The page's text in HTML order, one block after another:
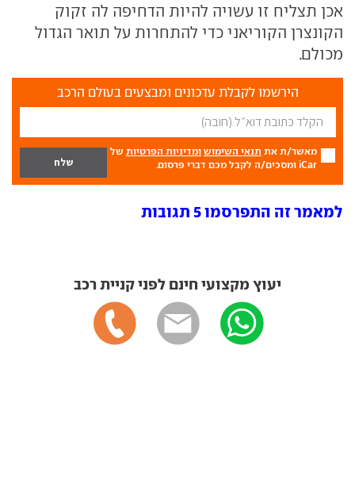
אכן תצליח זו עשויה להיות הדחיפה לה זקוק
הקונצרן הקוריאני כדי להתחרות על תואר הגדול
מכולם.
הירשמו לקבלת עדכונים ומבצעים בעולם הרכב
מאשר/ת את תנאי השימוש ומדיניות הפרטיות של
iCar ומסכים/ה לקבל מכם דברי פרסום.
למאמר זה התפרסמו 5 תגובות
יעוץ מקצועי חינם לפני קניית רכב